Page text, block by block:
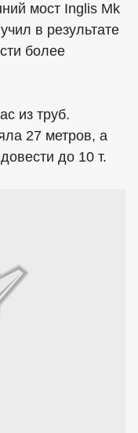
мост Inglis Mk
в результате
более
из труб.
27 метров, а
до 10 т.